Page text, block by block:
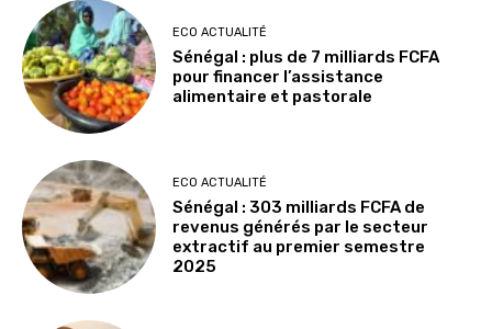
ECO ACTUALITÉ
Sénégal : plus de 7 milliards FCFA
pour financer l’assistance
alimentaire et pastorale
ECO ACTUALITÉ
Sénégal : 303 milliards FCFA de
revenus générés par le secteur
extractif au premier semestre
2025